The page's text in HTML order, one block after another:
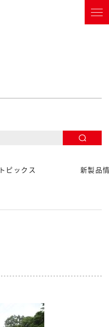
トピックス
新製品